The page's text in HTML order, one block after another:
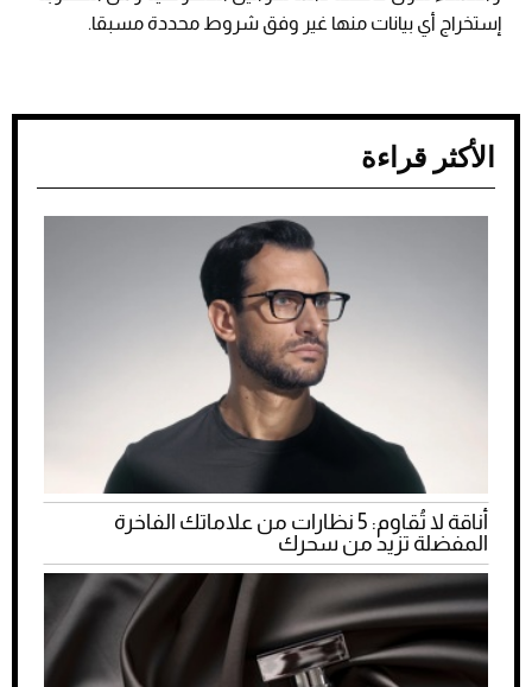
إستخراج أي بيانات منها غير وفق شروط محددة مسبقا.
الأكثر قراءة
أناقة لا تُقاوم: 5 نظارات من علاماتك الفاخرة
المفضلة تزيد من سحرك